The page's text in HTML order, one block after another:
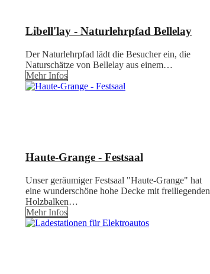
Libell'lay - Naturlehrpfad Bellelay
Der Naturlehrpfad lädt die Besucher ein, die
Naturschätze von Bellelay aus einem…
Mehr Infos
Haute-Grange - Festsaal
Unser geräumiger Festsaal "Haute-Grange" hat
eine wunderschöne hohe Decke mit freiliegenden
Holzbalken…
Mehr Infos